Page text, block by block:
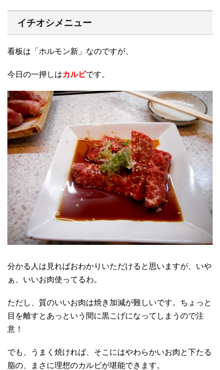
イチオシメニュー
看板は「ホルモン新」なのですが、
今日の一押しはカルビです。
分かる人は見ればおわかりいただけると思いますが、いや
ぁ、いいお肉使ってるわ。
ただし、質のいいお肉は焼き加減が難しいです。ちょっと
目を離すとあっという間に黒こげになってしまうので注
意！
でも、うまく焼ければ、そこにはやわらかいお肉と下たる
脂の、まさに理想のカルビが堪能できます。